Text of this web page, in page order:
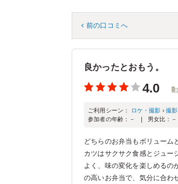
前の口コミへ
良かったとおもう。
4.0
ご利用シーン： ロケ・撮影 › 撮影
参加者の年齢： － 男女比： －
どちらのお弁当もボリューム
カツはサクサク食感とジュー
よく、味の変化を楽しめるの
の高いお弁当で、気分に合わ